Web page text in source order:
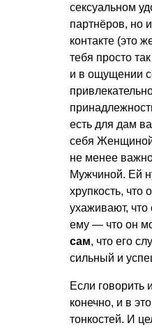
сексуальном
партнёров, но
контакте (это
тебя просто
и в ощущении
есть для дам
себя
не менее
Мужчиной. Ей
хрупкость, что
ухаживают,
ему — что он
сам, что его
сильный и
Если говорить
конечно, и в
тонкостей. И